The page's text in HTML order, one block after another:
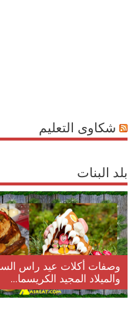
شكاوى التعليم
بلد البنات
وصفات أكلات عيد راس
والميلاد المجيد الكريسما...